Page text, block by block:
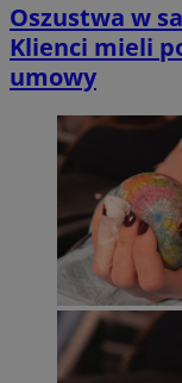
Oszustwa w
Klienci mieli
umowy